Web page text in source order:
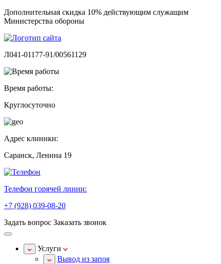
Дополнительная скидка 10% действующим служащим
Министерства обороны
Л041-01177-91/00561129
Время работы:
Круглосуточно
Адрес клиники:
Саранск, Ленина 19
Телефон горячей линии:
+7 (928) 039-08-20
Задать вопрос Заказать звонок
Услуги
Вывод из запоя